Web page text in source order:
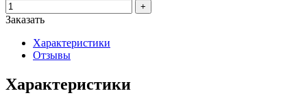
+
Заказать
Характеристики
Отзывы
Характеристики